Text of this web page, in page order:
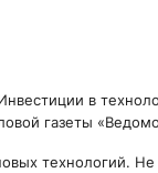
в
газеты
технологий. Не